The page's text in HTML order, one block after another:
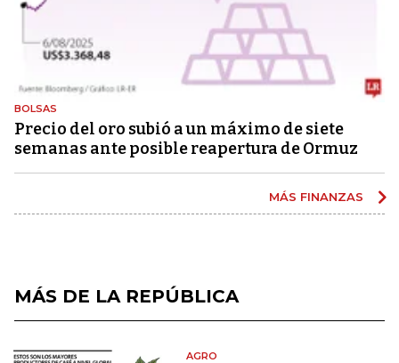
BOLSAS
Precio del oro subió a un máximo de siete
semanas ante posible reapertura de Ormuz
MÁS FINANZAS
MÁS DE LA REPÚBLICA
AGRO